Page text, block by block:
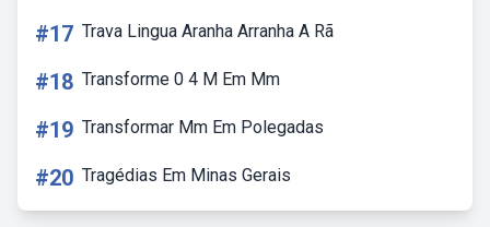
#17 Trava Lingua Aranha Arranha A Rã
#18 Transforme 0 4 M Em Mm
#19 Transformar Mm Em Polegadas
#20 Tragédias Em Minas Gerais